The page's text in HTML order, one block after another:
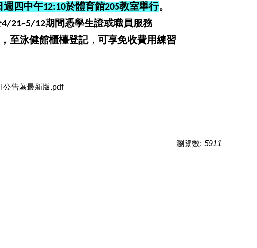
週四中午12:10於體育館205教室舉行。
4/21~5/12期間憑學生證或職員服務
，至泳健館櫃檯登記，可享免收費用練習
公告為最新版.pdf
瀏覽數: 5911